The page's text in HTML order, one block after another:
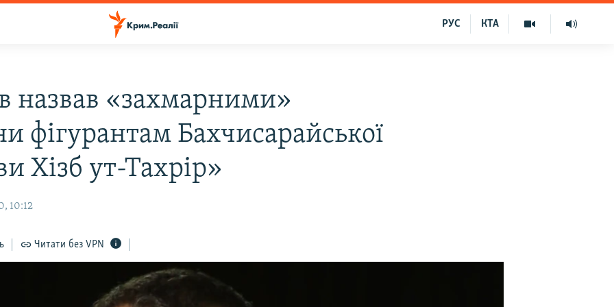
КТА
РУС
назвав «захмарними»
фігурантам Бахчисарайської
Хізб ут-Тахрір»
10:12
Читати без VPN